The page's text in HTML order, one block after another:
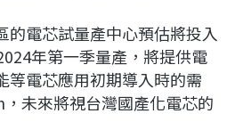
的電芯試量產中心預估將投入
年第一季量產，將提供電
等電芯應用初期導入時的需
未來將視台灣國產化電芯的